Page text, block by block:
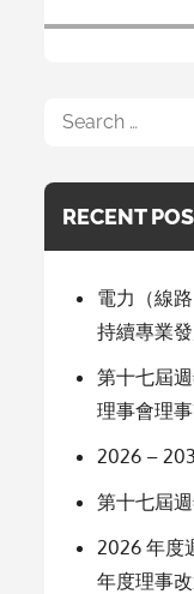
Search
RECENT
電力（線
持續專業
第十七屆
理事會理
2026 –
第十七屆
2026 年度
年度理事